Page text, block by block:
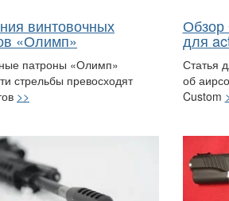
винтовочных
«Олимп»
патроны «Олимп»
стрельбы превосходят
>>
Обзор
для
Статья
об
Custom